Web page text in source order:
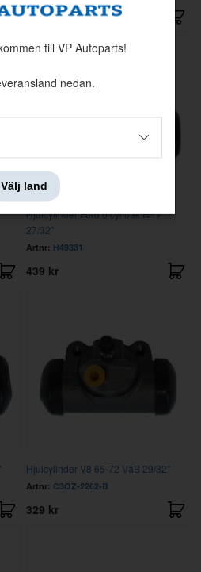
389 kr
Hjulcylinder Ford 6 cyl bak H=V
27/32"
Artnr: H49331
439 kr
Hjulcylinder V8 65-72 VäB 29/32"
Artnr: C3OZ-2262-B
329 kr
till VP Autoparts!
nedan.
Välj land